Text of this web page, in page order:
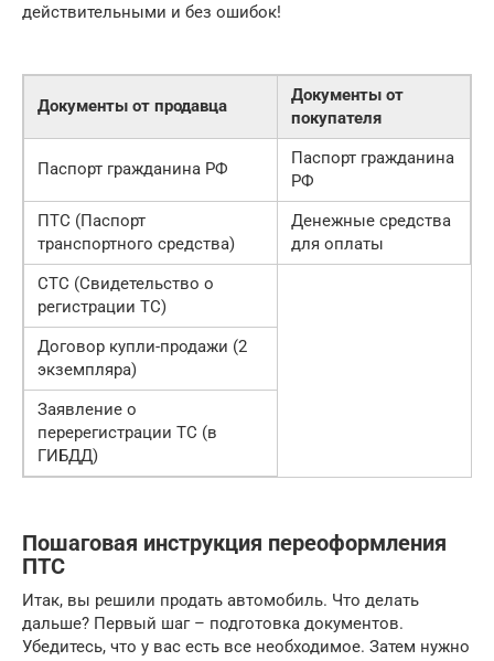
действительными и без ошибок!
Документы от продавца
Документы от
покупателя
Паспорт гражданина РФ
Паспорт гражданина
РФ
ПТС (Паспорт
транспортного средства)
Денежные средства
для оплаты
СТС (Свидетельство о
регистрации ТС)
Договор купли-продажи (2
экземпляра)
Заявление о
перерегистрации ТС (в
ГИБДД)
Пошаговая инструкция переоформления
ПТС
Итак, вы решили продать автомобиль. Что делать
дальше? Первый шаг – подготовка документов.
Убедитесь, что у вас есть все необходимое. Затем нужно